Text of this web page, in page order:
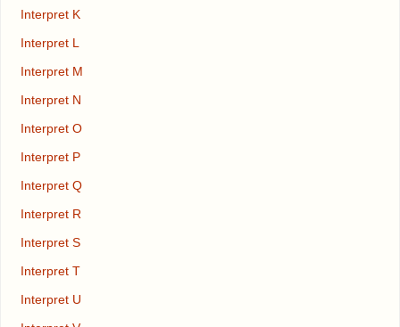
Interpret K
Interpret L
Interpret M
Interpret N
Interpret O
Interpret P
Interpret Q
Interpret R
Interpret S
Interpret T
Interpret U